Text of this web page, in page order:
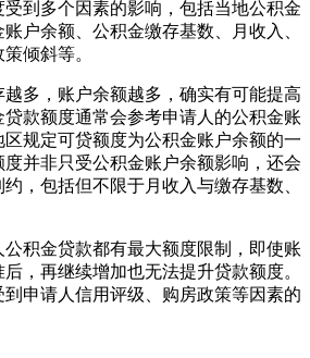
到多个因素的影响，包括当地公积金
户余额、公积金缴存基数、月收入、
倾斜等。
多，账户余额越多，确实有可能提高
款额度通常会参考申请人的公积金账
区规定可贷额度为公积金账户余额的一
并非只受公积金账户余额影响，还会
，包括但不限于月收入与缴存基数、
积金贷款都有最大额度限制，即使账
，再继续增加也无法提升贷款额度。
申请人信用评级、购房政策等因素的